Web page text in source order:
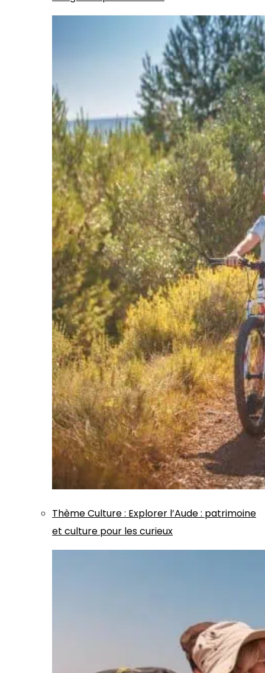
ThèmeCulture: Explorer l’Aude : patrimoine
et culture pour les curieux